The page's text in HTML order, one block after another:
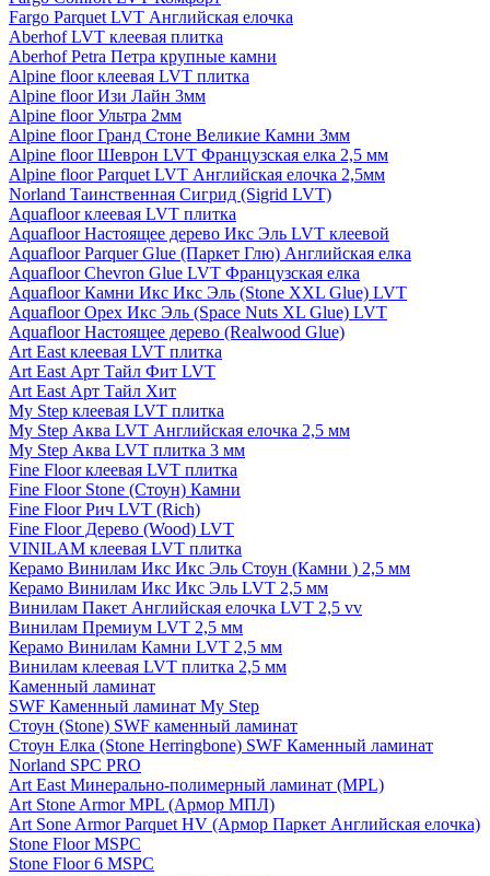
Fargo Parquet LVT Английская елочка
Aberhof LVT клеевая плитка
Aberhof Petra Петра крупные камни
Alpine floor клеевая LVT плитка
Alpine floor Изи Лайн 3мм
Alpine floor Ультра 2мм
Alpine floor Гранд Стоне Великие Камни 3мм
Alpine floor Шеврон LVT Французская елка 2,5 мм
Alpine floor Parquet LVT Английская елочка 2,5мм
Norland Таинственная Сигрид (Sigrid LVT)
Aquafloor клеевая LVT плитка
Aquafloor Настоящее дерево Икс Эль LVT клеевой
Aquafloor Parquer Glue (Паркет Глю) Английская елка
Aquafloor Chevron Glue LVT Французская елка
Aquafloor Камни Икс Икс Эль (Stone XXL Glue) LVT
Aquafloor Орех Икс Эль (Space Nuts XL Glue) LVT
Aquafloor Настоящее дерево (Realwood Glue)
Art East клеевая LVT плитка
Art East Арт Тайл Фит LVT
Art East Арт Тайл Хит
My Step клеевая LVT плитка
My Step Аква LVT Английская елочка 2,5 мм
My Step Аква LVT плитка 3 мм
Fine Floor клеевая LVT плитка
Fine Floor Stone (Стоун) Камни
Fine Floor Рич LVT (Rich)
Fine Floor Дерево (Wood) LVT
VINILAM клеевая LVT плитка
Керамо Винилам Икс Икс Эль Стоун (Камни ) 2,5 мм
Керамо Винилам Икс Икс Эль LVT 2,5 мм
Винилам Пакет Английская елочка LVT 2,5 vv
Винилам Премиум LVT 2,5 мм
Керамо Винилам Камни LVT 2,5 мм
Винилам клеевая LVT плитка 2,5 мм
Каменный ламинат
SWF Каменный ламинат My Step
Стоун (Stone) SWF каменный ламинат
Стоун Елка (Stone Herringbone) SWF Каменный ламинат
Norland SPC PRO
Art East Минерально-полимерный ламинат (MPL)
Art Stone Armor MPL (Армор МПЛ)
Art Sone Armor Parquet HV (Армор Паркет Английская елочка)
Stone Floor MSPC
Stone Floor 6 MSPC